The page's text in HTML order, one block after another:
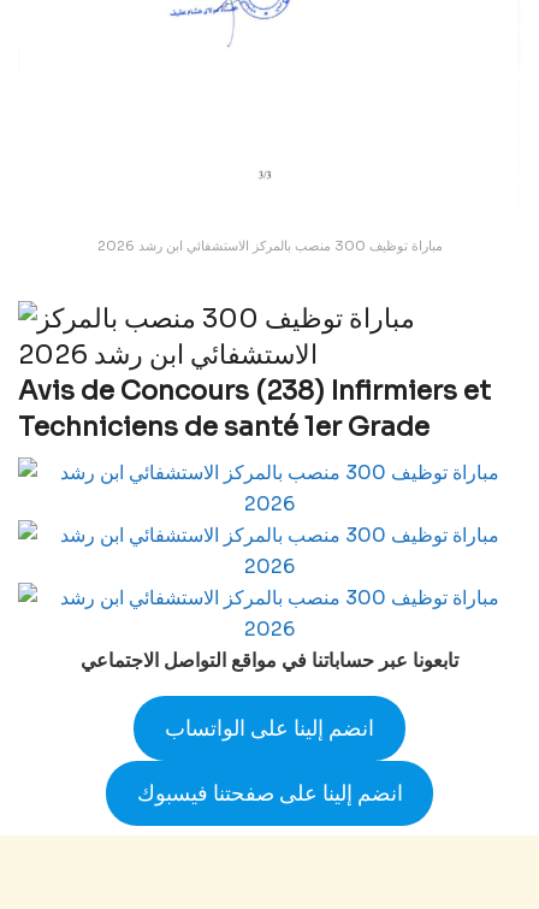
مباراة توظيف 300 منصب بالمركز الاستشفائي ابن رشد 2026
Avis de Concours (238) Infirmiers et
Techniciens de santé 1er Grade
تابعونا عبر حساباتنا في مواقع التواصل الاجتماعي
انضم إلينا على الواتساب
انضم إلينا على صفحتنا فيسبوك